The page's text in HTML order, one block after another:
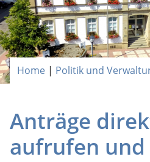
Home | Politik und
Anträge
aufrufen